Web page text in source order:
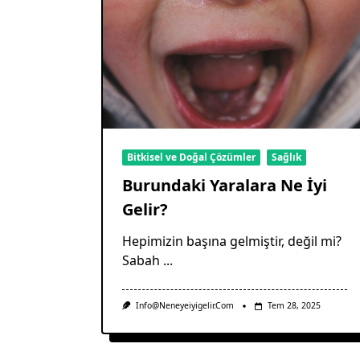
Bitkisel ve Doğal Çözümler Sağlık
Burundaki Yaralara Ne İyi
Gelir?
Hepimizin başına gelmiştir, değil mi?
Sabah ...
Info@neneyeiyigelir.com Tem 28, 2025